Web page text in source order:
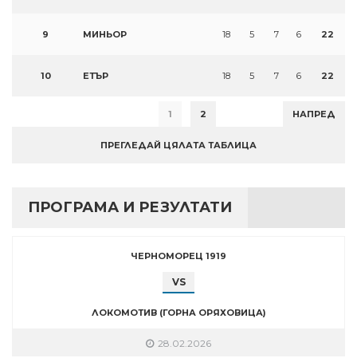
9 МИНЬОР 18 5 7 6 22
10 ЕТЪР 18 5 7 6 22
1 2 НАПРЕД
ПРЕГЛЕДАЙ ЦЯЛАТА ТАБЛИЦА
ПРОГРАМА И РЕЗУЛТАТИ
ЧЕРНОМОРЕЦ 1919
VS
ЛОКОМОТИВ (ГОРНА ОРЯХОВИЦА)
28.02.2026